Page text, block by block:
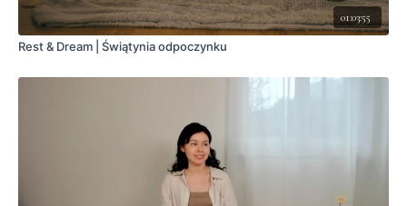
01:03:55
Rest & Dream | Świątynia odpoczynku